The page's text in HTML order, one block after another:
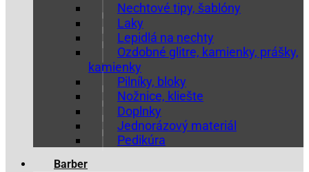
Nechtové tipy, šablóny
Laky
Lepidlá na nechty
Ozdobné glitre, kamienky, prášky,
kamienky
Pilníky, bloky
Nožnice, kliešte
Doplnky
Jednorázový materiál
Pedikúra
Barber